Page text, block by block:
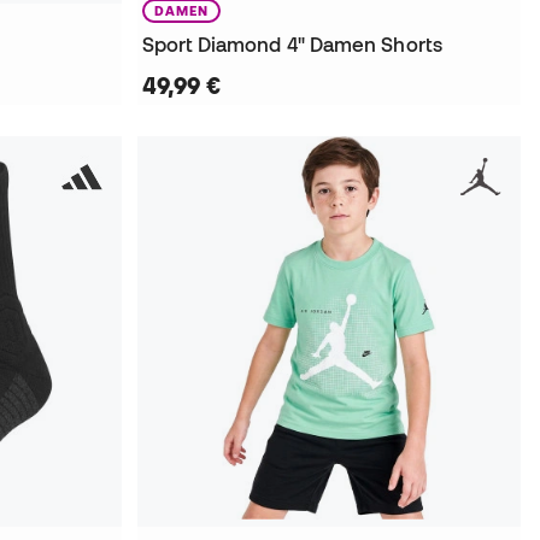
DAMEN
Sport Diamond 4" Damen Shorts
49,99 €